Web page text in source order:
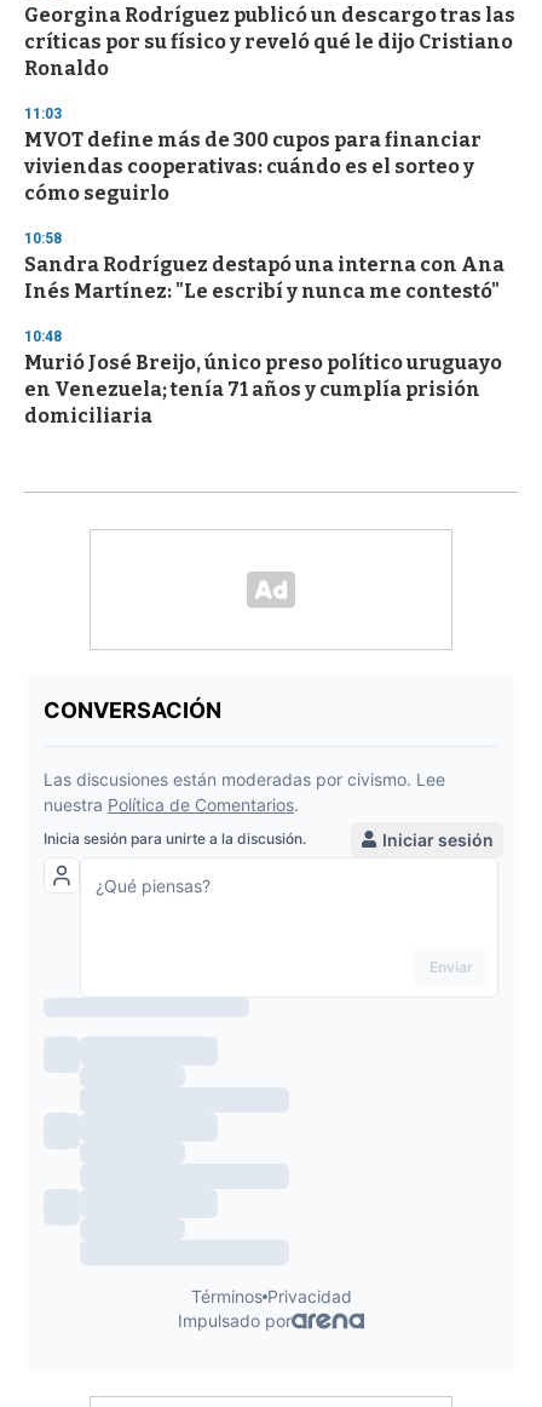
Georgina Rodríguez publicó un descargo tras las
críticas por su físico y reveló qué le dijo Cristiano
Ronaldo
11:03
MVOT define más de 300 cupos para financiar
viviendas cooperativas: cuándo es el sorteo y
cómo seguirlo
10:58
Sandra Rodríguez destapó una interna con Ana
Inés Martínez: "Le escribí y nunca me contestó"
10:48
Murió José Breijo, único preso político uruguayo
en Venezuela; tenía 71 años y cumplía prisión
domiciliaria